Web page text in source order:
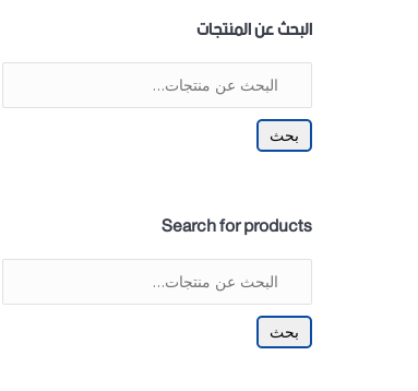
البحث عن المنتجات
بحث
Search for products
بحث